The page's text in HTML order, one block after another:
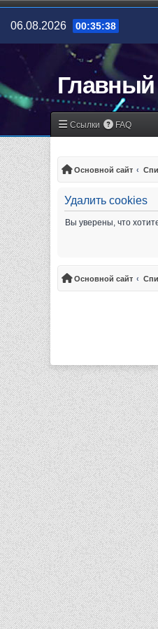
06.08.2026 00:35:38
Ссылки FAQ
Основной сайт
Удалить cookies
Вы уверены, что
Основной сайт